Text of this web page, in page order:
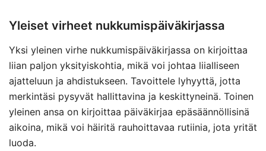
Yleiset virheet nukkumispäiväkirjassa
Yksi yleinen virhe nukkumispäiväkirjassa on kirjoittaa
liian paljon yksityiskohtia, mikä voi johtaa liialliseen
ajatteluun ja ahdistukseen. Tavoittele lyhyyttä, jotta
merkintäsi pysyvät hallittavina ja keskittyneinä. Toinen
yleinen ansa on kirjoittaa päiväkirjaa epäsäännöllisinä
aikoina, mikä voi häiritä rauhoittavaa rutiinia, jota yrität
luoda.